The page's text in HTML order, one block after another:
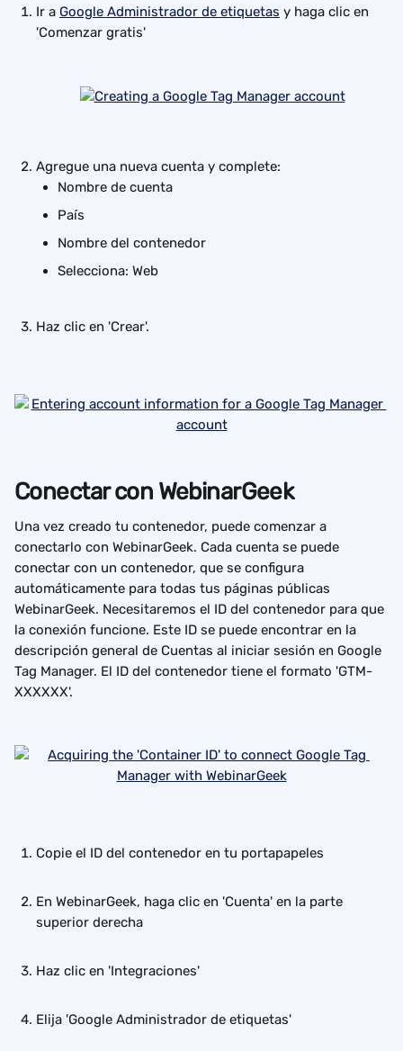
Ir a Google Administrador de etiquetas y haga clic en
'Comenzar gratis'
Agregue una nueva cuenta y complete:
Nombre de cuenta
País
Nombre del contenedor
Selecciona: Web
Haz clic en 'Crear'.
Conectar con WebinarGeek
Una vez creado tu contenedor, puede comenzar a
conectarlo con WebinarGeek. Cada cuenta se puede
conectar con un contenedor, que se configura
automáticamente para todas tus páginas públicas
WebinarGeek. Necesitaremos el ID del contenedor para que
la conexión funcione. Este ID se puede encontrar en la
descripción general de Cuentas al iniciar sesión en Google
Tag Manager. El ID del contenedor tiene el formato 'GTM-
XXXXXX'.
Copie el ID del contenedor en tu portapapeles
En WebinarGeek, haga clic en 'Cuenta' en la parte
superior derecha
Haz clic en 'Integraciones'
Elija 'Google Administrador de etiquetas'